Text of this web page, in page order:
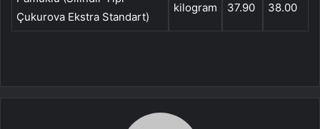
Çukurova Ekstra Standart)
kilogram 37.90 38.00